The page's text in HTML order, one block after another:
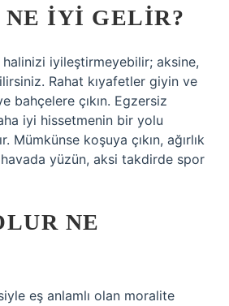
IYI GELIR?
iyileştirmeyebilir; aksine,
Rahat kıyafetler giyin ve
bahçelere çıkın. Egzersiz
iyi hissetmenin bir yolu
Mümkünse koşuya çıkın, ağırlık
havada yüzün, aksi takdirde spor
NE
eş anlamlı olan moralite